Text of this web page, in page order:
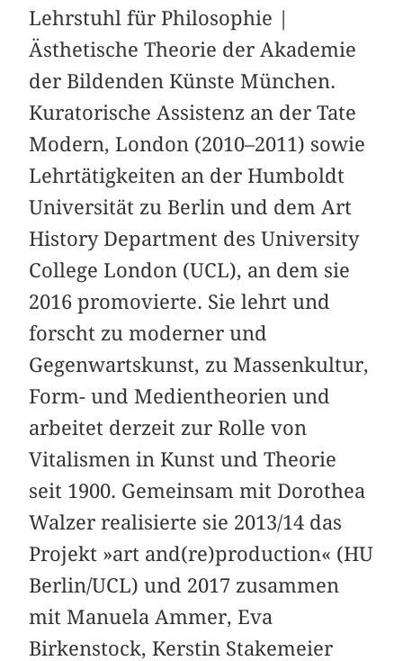
Lehrstuhl für Philosophie |
Ästhetische Theorie der Akademie
der Bildenden Künste München.
Kuratorische Assistenz an der Tate
Modern, London (2010–2011) sowie
Lehrtätigkeiten an der Humboldt
Universität zu Berlin und dem Art
History Department des University
College London (UCL), an dem sie
2016 promovierte. Sie lehrt und
forscht zu moderner und
Gegenwartskunst, zu Massenkultur,
Form- und Medientheorien und
arbeitet derzeit zur Rolle von
Vitalismen in Kunst und Theorie
seit 1900. Gemeinsam mit Dorothea
Walzer realisierte sie 2013/14 das
Projekt »art and(re)production« (HU
Berlin/UCL) und 2017 zusammen
mit Manuela Ammer, Eva
Birkenstock, Kerstin Stakemeier